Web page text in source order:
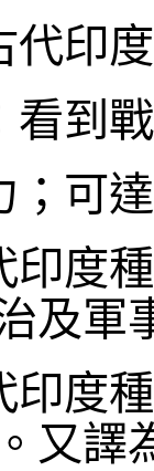
代印
看到
；可
印度
及軍
印度
又譯